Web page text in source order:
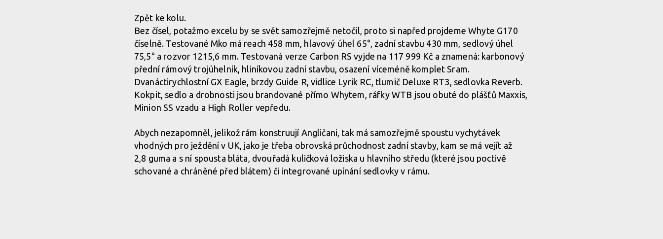
Zpět ke kolu.
Bez čísel, potažmo excelu by se svět samozřejmě netočil, proto si napřed projdeme Whyte G170
číselně. Testované Mko má reach 458 mm, hlavový úhel 65°, zadní stavbu 430 mm, sedlový úhel
75,5° a rozvor 1215,6 mm. Testovaná verze Carbon RS vyjde na 117 999 Kč a znamená: karbonový
přední rámový trojúhelník, hliníkovou zadní stavbu, osazení víceméně komplet Sram.
Dvanáctirychlostní GX Eagle, brzdy Guide R, vidlice Lyrik RC, tlumič Deluxe RT3, sedlovka Reverb.
Kokpit, sedlo a drobnosti jsou brandované přímo Whytem, ráfky WTB jsou obuté do plášťů Maxxis,
Minion SS vzadu a High Roller vepředu.
Abych nezapomněl, jelikož rám konstruují Angličani, tak má samozřejmě spoustu vychytávek
vhodných pro ježdění v UK, jako je třeba obrovská průchodnost zadní stavby, kam se má vejít až
2,8 guma a s ní spousta bláta, dvouřadá kuličková ložiska u hlavního středu (které jsou poctivě
schované a chráněné před blátem) či integrované upínání sedlovky v rámu.